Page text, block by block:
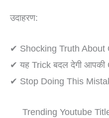
उदाहरण:
✔ Shocking Truth About
✔ यह Trick बदल देगी आपकी
✔ Stop Doing This
Trending Youtube